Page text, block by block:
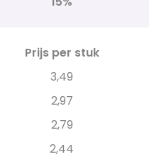
Prijs per stuk
3,49
2,97
2,79
2,44